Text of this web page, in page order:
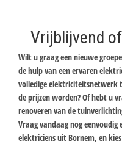
Vrijblijvend
Wilt u graag een nieuwe
de hulp van een ervaren
volledige elektriciteitsnetwerk
de prijzen worden? Of hebt u
renoveren van de
Vraag vandaag nog
elektriciens uit Bornem, en